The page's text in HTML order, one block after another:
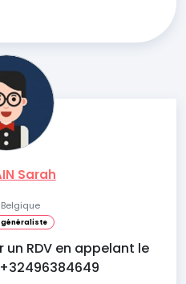
Sarah
généraliste
RDV en appelant le